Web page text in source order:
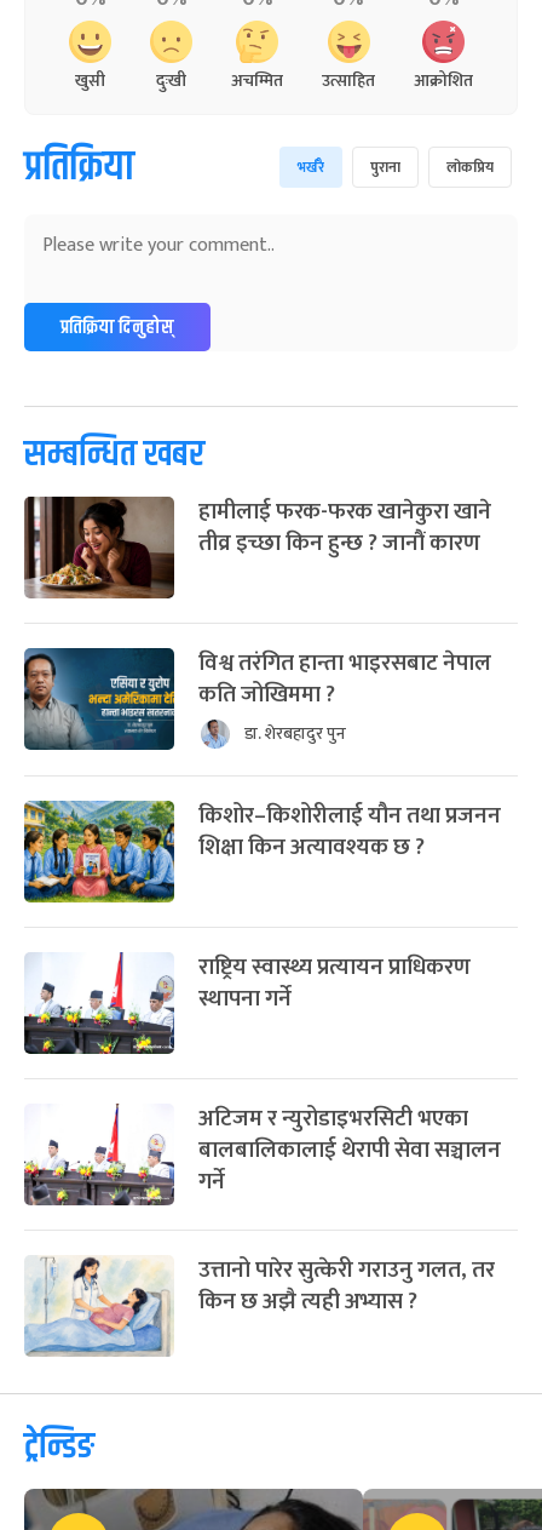
खुसी दुःखी अचम्मित उत्साहित आक्रोशित
प्रतिक्रिया भर्खरै पुराना लोकप्रिय
प्रतिक्रिया दिनुहोस्
सम्बन्धित खबर
हामीलाई फरक-फरक खानेकुरा खाने
तीव्र इच्छा किन हुन्छ ? जानौं कारण
विश्व तरंगित हान्ता भाइरसबाट नेपाल
कति जोखिममा ?
डा. शेरबहादुर पुन
किशोर–किशोरीलाई यौन तथा प्रजनन
शिक्षा किन अत्यावश्यक छ ?
राष्ट्रिय स्वास्थ्य प्रत्यायन प्राधिकरण
स्थापना गर्ने
अटिजम र न्युरोडाइभरसिटी भएका
बालबालिकालाई थेरापी सेवा सञ्चालन
गर्ने
उत्तानो पारेर सुत्केरी गराउनु गलत, तर
किन छ अझै त्यही अभ्यास ?
ट्रेन्डिङ